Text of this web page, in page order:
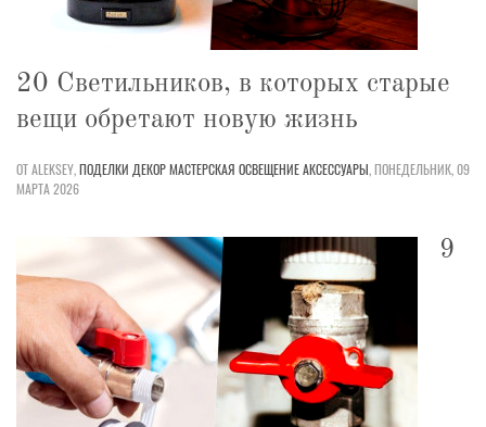
20 Светильников, в которых старые
вещи обретают новую жизнь
ОТ ALEKSEY,ПОДЕЛКИ ДЕКОРМАСТЕРСКАЯ ОСВЕЩЕНИЕАКСЕССУАРЫ,ПОНЕДЕЛЬНИК, 09
МАРТА 2026
9